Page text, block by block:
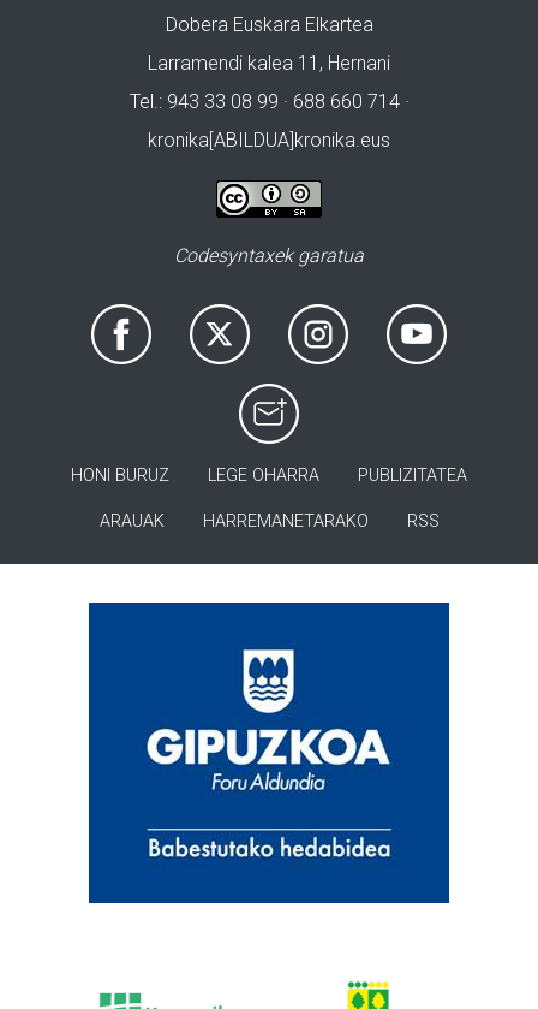
Dobera Euskara Elkartea
Larramendi kalea 11, Hernani
Tel.: 943 33 08 99 · 688 660 714 ·
kronika[ABILDUA]kronika.eus
Codesyntaxek garatua
HONI BURUZ LEGE OHARRA PUBLIZITATEA
ARAUAK HARREMANETARAKO RSS